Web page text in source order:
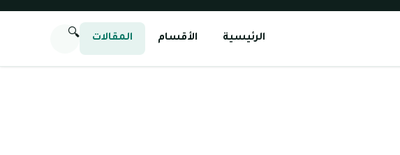
الرئيسية الأقسام المقالات 🔍